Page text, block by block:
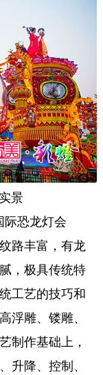
景
际恐龙灯会
路丰富，有龙
，极具传统特
工艺的技巧和
浮雕、镂雕、
制作基础上，
升降、控制、